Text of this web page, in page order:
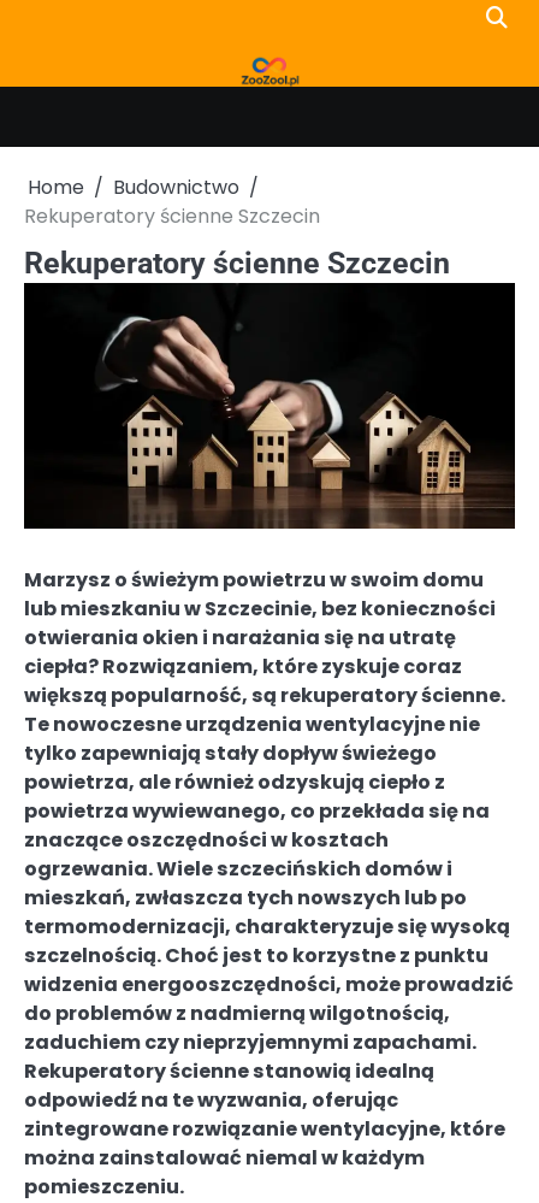
Home
Budownictwo
Rekuperatory ścienne Szczecin
Rekuperatory ścienne Szczecin
Marzysz o świeżym powietrzu w swoim domu
lub mieszkaniu w Szczecinie, bez konieczności
otwierania okien i narażania się na utratę
ciepła? Rozwiązaniem, które zyskuje coraz
większą popularność, są rekuperatory ścienne.
Te nowoczesne urządzenia wentylacyjne nie
tylko zapewniają stały dopływ świeżego
powietrza, ale również odzyskują ciepło z
powietrza wywiewanego, co przekłada się na
znaczące oszczędności w kosztach
ogrzewania. Wiele szczecińskich domów i
mieszkań, zwłaszcza tych nowszych lub po
termomodernizacji, charakteryzuje się wysoką
szczelnością. Choć jest to korzystne z punktu
widzenia energooszczędności, może prowadzić
do problemów z nadmierną wilgotnością,
zaduchiem czy nieprzyjemnymi zapachami.
Rekuperatory ścienne stanowią idealną
odpowiedź na te wyzwania, oferując
zintegrowane rozwiązanie wentylacyjne, które
można zainstalować niemal w każdym
pomieszczeniu.